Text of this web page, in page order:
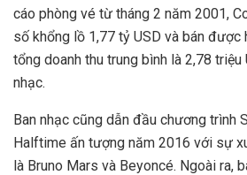
cáo phòng vé từ tháng 2 năm 2001,
số khổng lồ 1,77 tỷ USD và bán được
tổng doanh thu trung bình là 2,78
nhạc.
Ban nhạc cũng dẫn đầu chương trình
Halftime ấn tượng năm 2016 với sự
là Bruno Mars và Beyoncé. Ngoài ra,